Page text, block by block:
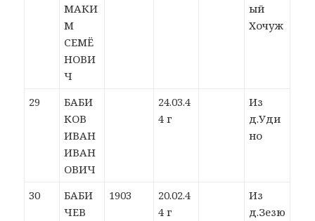
МАКИ
М
СЕМЁ
НОВИ
Ч
ый
Хочуж
29
БАБИ
КОВ
ИВАН
ИВАН
ОВИЧ
24.03.4
4 г
Из
д.Уди
но
30
БАБИ
ЧЕВ
1903
20.02.4
4 г
Из
д.Зезю